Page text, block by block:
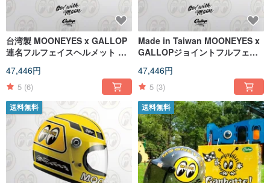
台湾製 MOONEYES x GALLOP
連名フルフェイスヘルメット レ
47,446円
5 (6)
Made in Taiwan MOONEYES x
GALLOPジョイントフルフェイ
ントグレー）
47,446円
5 (3)
送料無料 送料無料